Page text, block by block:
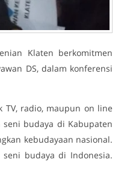
Klaten berkomitmen
DS, dalam konferensi
TV, radio, maupun on line
budaya di Kabupaten
kebudayaan nasional.
budaya di Indonesia.